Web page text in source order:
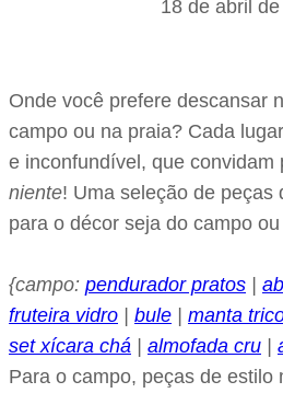
18 de abril
Onde você prefere descansar
campo ou na praia? Cada
e inconfundível, que convidam
niente! Uma seleção de peças
para o décor seja do campo
{campo: pendurador pratos
fruteira vidro
bule manta
set xícara chá
almofada cru
Para o campo, peças de estilo